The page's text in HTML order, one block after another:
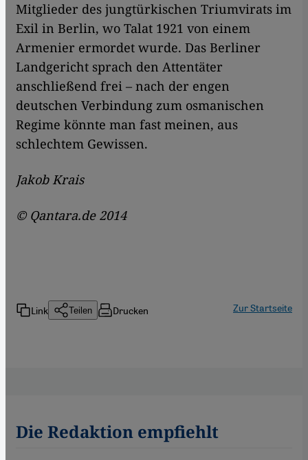
Mitglieder des jungtürkischen Triumvirats im
Exil in Berlin, wo Talat 1921 von einem
Armenier ermordet wurde. Das Berliner
Landgericht sprach den Attentäter
anschließend frei – nach der engen
deutschen Verbindung zum osmanischen
Regime könnte man fast meinen, aus
schlechtem Gewissen.
Jakob Krais
© Qantara.de 2014
Link Teilen Drucken Zur Startseite
Die Redaktion empfiehlt